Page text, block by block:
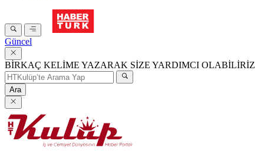
Güncel
BİRKAÇ KELİME YAZARAK SİZE YARDIMCI OLABİLİRİZ
Ara